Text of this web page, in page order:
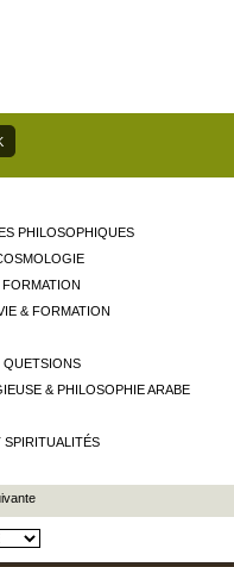
PHILOSOPHIQUES
& FORMATION
QUETSIONS
& PHILOSOPHIE ARABE
SPIRITUALITÉS